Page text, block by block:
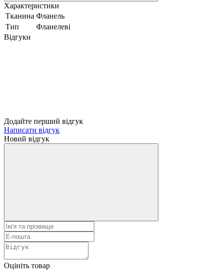
Характеристики
Тканина Фланель
Тип
Фланелеві
Відгуки
Додайте перший відгук
Написати відгук
Новий відгук
Оцініть товар